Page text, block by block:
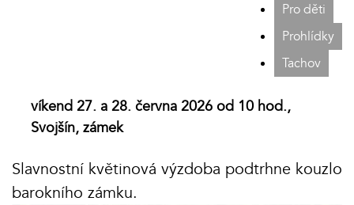
Pro děti
Prohlídky
Tachov
víkend 27. a 28. června 2026 od 10 hod.,
Svojšín, zámek
Slavnostní květinová výzdoba podtrhne kouzlo
barokního zámku.